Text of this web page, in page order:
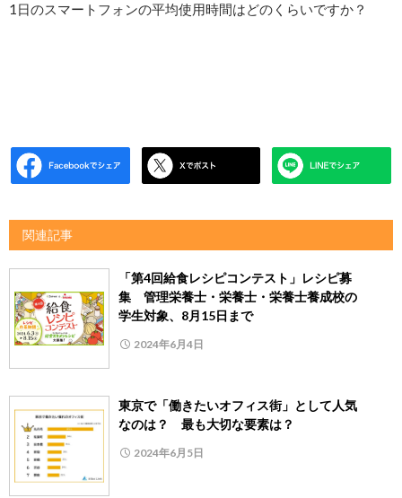
1日のスマートフォンの平均使用時間はどのくらいですか？
関連記事
「第4回給食レシピコンテスト」レシピ募
集 管理栄養士・栄養士・栄養士養成校の
学生対象、8月15日まで
2024年6月4日
東京で「働きたいオフィス街」として人気
なのは？ 最も大切な要素は？
2024年6月5日